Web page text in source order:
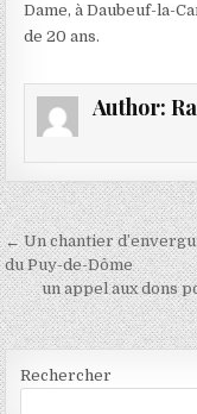
Dame, à Daubeuf-la-
de 20 ans.
Author:
Navigation
de
l’article
← Un chantier
du Puy-de-Dôme
un appel aux dons
Rechercher